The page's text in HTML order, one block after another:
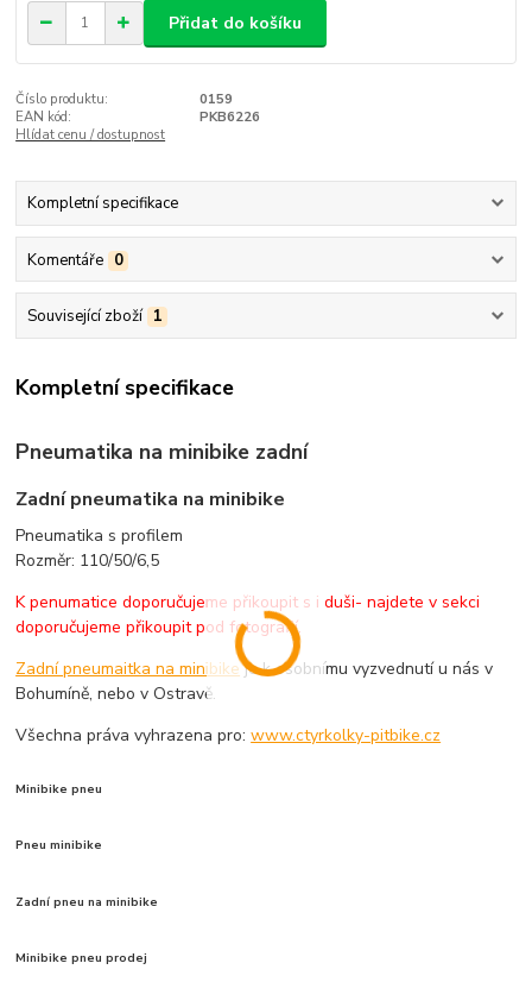
Přidat do košíku
Číslo produktu:
0159
EAN kód:
PKB6226
Hlídat cenu / dostupnost
Kompletní specifikace
Komentáře 0
Související zboží 1
Kompletní specifikace
Pneumatika na minibike zadní
Zadní pneumatika na minibike
Pneumatika s profilem
Rozměr: 110/50/6,5
K penumatice doporučujeme přikoupit s i duši- najdete v sekci
doporučujeme přikoupit pod fotografií.
Zadní pneumaitka na minibikeje k osobnímu vyzvednutí u nás v
Bohumíně, nebo v Ostravě.
Všechna práva vyhrazena pro:www.ctyrkolky-pitbike.cz
Minibike pneu
Pneu minibike
Zadní pneu na minibike
Minibike pneu prodej